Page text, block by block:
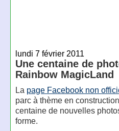
lundi 7 février 2011
Une centaine de
Rainbow MagicLand
La page Facebook non
parc à thème en
centaine de nouvelles
forme.